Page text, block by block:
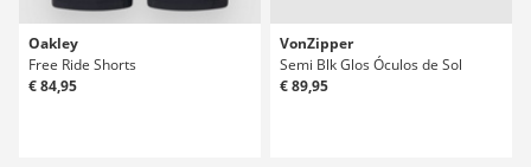
Oakley
Free Ride Shorts
€ 84,95
VonZipper
Semi Blk Glos Óculos de Sol
€ 89,95